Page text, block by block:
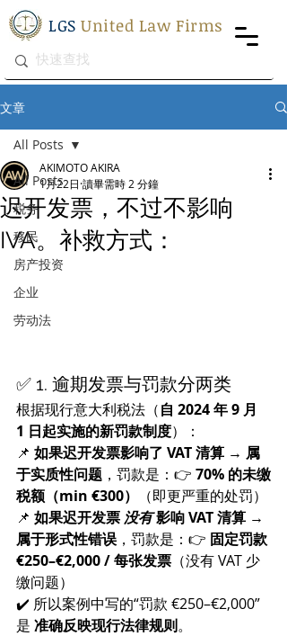
LGSUnited Law Firms
文章
All Posts
税务
移民
房产投资
企业
劳动法
All Posts
迟开发票，不过不影响
IVA。补救方式：
AKIMOTO AKIRA
1月22日 讀畢需時 2 分鐘
✅ 1. 逾期发票与罚款分两类
根据现行意大利税法（自 2024 年 9 月
1 日起实施的新罚款制度）：
📌 如果迟开发票影响了 VAT 清算 → 属
于实质性问题 ，罚款是：👉 70% 的未缴
税额（min €300）
（即更严重的处罚）
📌 如果迟开发票 没有 影响 VAT 清算 →
属于形式性错误 ，罚款是：👉 固定罚款
€250–€2,000 / 每张发票 （没有 VAT 少
缴问题）
✔️ 所以案例中写的“罚款 €250–€2,000”
是 准确反映现行法律规则。